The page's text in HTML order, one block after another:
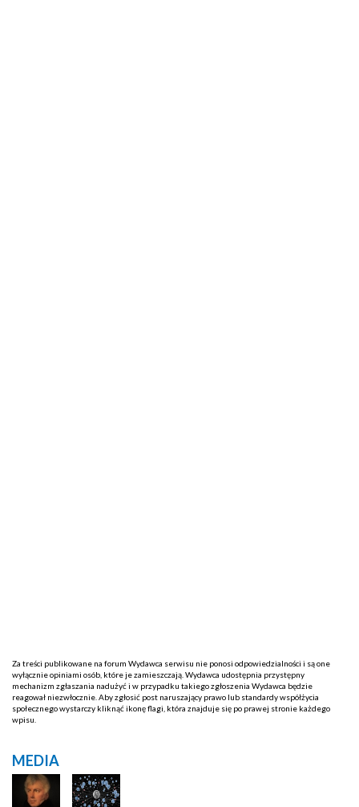
Za treści publikowane na forum Wydawca serwisu nie ponosi odpowiedzialności i są one
wyłącznie opiniami osób, które je zamieszczają. Wydawca udostępnia przystępny
mechanizm zgłaszania nadużyć i w przypadku takiego zgłoszenia Wydawca będzie
reagował niezwłocznie. Aby zgłosić post naruszający prawo lub standardy współżycia
społecznego wystarczy kliknąć ikonę flagi, która znajduje się po prawej stronie każdego
wpisu.
MEDIA